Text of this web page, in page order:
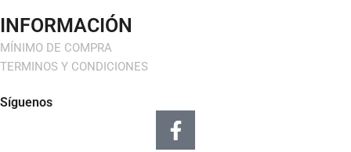
INFORMACIÓN
MÍNIMO DE COMPRA
TERMINOS Y CONDICIONES
Síguenos
Facebook-
f
Instagram
Whatsapp